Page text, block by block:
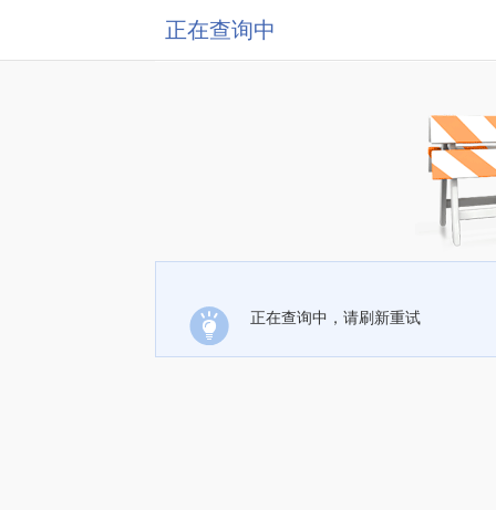
正在查询中
正在查询中，请刷新重试